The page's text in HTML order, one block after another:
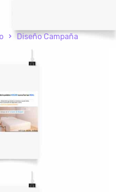
Diseño Campaña